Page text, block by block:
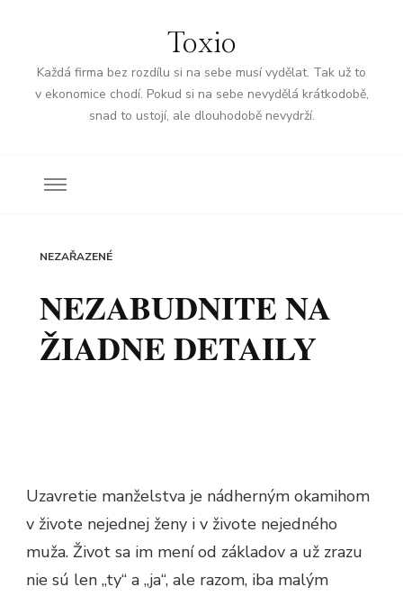
Toxio
Každá firma bez rozdílu si na sebe musí vydělat. Tak už to
v ekonomice chodí. Pokud si na sebe nevydělá krátkodobě,
snad to ustojí, ale dlouhodobě nevydrží.
NEZAŘAZENÉ
NEZABUDNITE NA
ŽIADNE DETAILY
Uzavretie manželstva je nádherným okamihom
v živote nejednej ženy i v živote nejedného
muža. Život sa im mení od základov a už zrazu
nie sú len „ty“ a „ja“, ale razom, iba malým